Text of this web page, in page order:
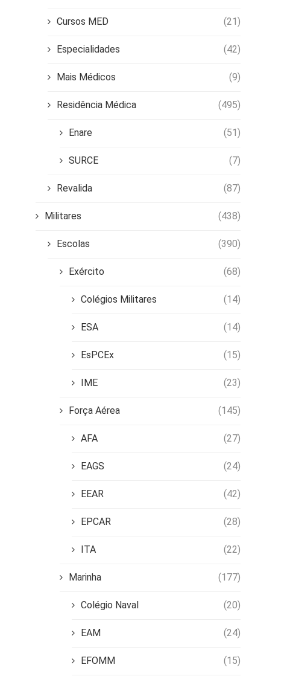
Cursos MED (21)
Especialidades (42)
Mais Médicos (9)
Residência Médica (495)
Enare (51)
SURCE (7)
Revalida (87)
Militares (438)
Escolas (390)
Exército (68)
Colégios Militares (14)
ESA (14)
EsPCEx (15)
IME (23)
Força Aérea (145)
AFA (27)
EAGS (24)
EEAR (42)
EPCAR (28)
ITA (22)
Marinha (177)
Colégio Naval (20)
EAM (24)
EFOMM (15)